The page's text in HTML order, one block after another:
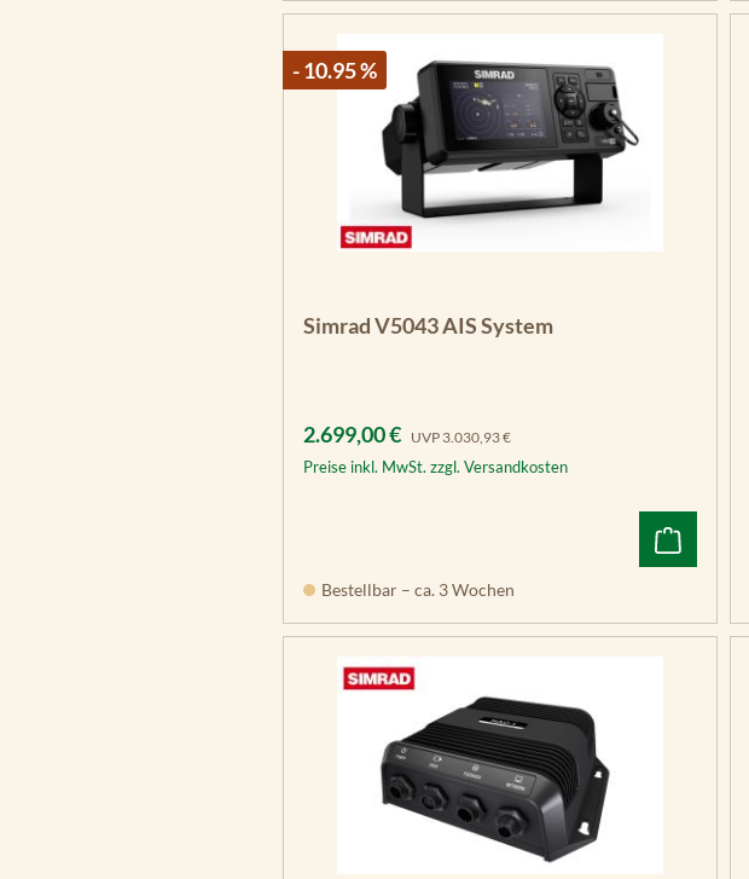
- 10.95 %
Simrad V5043 AIS System
Verkaufspreis:
2.699,00 € UVP Regulärer Preis:
3.030,93 €
Preise inkl. MwSt. zzgl. Versandkosten
Bestellbar – ca. 3 Wochen